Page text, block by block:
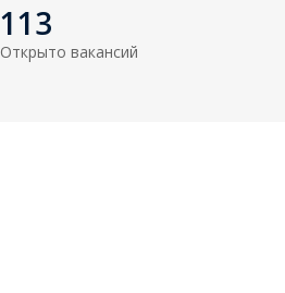
122
Открыто вакансий